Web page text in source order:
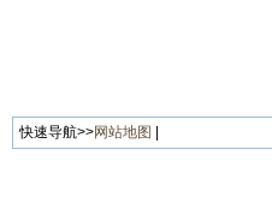
快速导航>>网站地图